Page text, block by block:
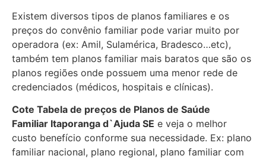
Existem diversos tipos de planos familiares e os
preços do convênio familiar pode variar muito por
operadora (ex: Amil, Sulamérica, Bradesco…etc),
também tem planos familiar mais baratos que são os
planos regiões onde possuem uma menor rede de
credenciados (médicos, hospitais e clínicas).
Cote Tabela de preços de Planos de Saúde
Familiar Itaporanga d`Ajuda SE e veja o melhor
custo benefício conforme sua necessidade. Ex: plano
familiar nacional, plano regional, plano familiar com